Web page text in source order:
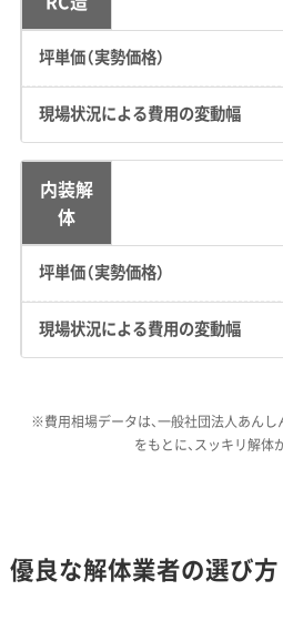
道路事情：集落へ至る道や
り、大型重機や運搬車両
あります。名阪国道への
かで、廃棄物の運搬コス
費用への影響：
向があるほか、長年放置
どの残留物処分費が、想
が少なくありません。
運営者 稲垣
や歴史的景観地
費用が発生する
内装解
体
※費用相場データは、一般社団法人あん
をもとに、スッキリ解体
優良な解体業者の選び方